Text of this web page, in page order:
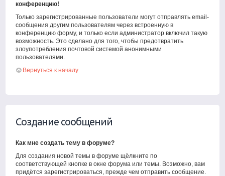
конференцию!
Только зарегистрированные пользователи могут отправлять email-
сообщения другим пользователям через встроенную в
конференцию форму, и только если администратор включил такую
возможность. Это сделано для того, чтобы предотвратить
злоупотребления почтовой системой анонимными
пользователями.
Вернуться к началу
Создание сообщений
Как мне создать тему в форуме?
Для создания новой темы в форуме щёлкните по
соответствующей кнопке в окне форума или темы. Возможно, вам
придётся зарегистрироваться, прежде чем отправить сообщение.